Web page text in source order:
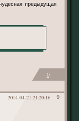
предыдущая
0
9
2014-04-21 21:20:16